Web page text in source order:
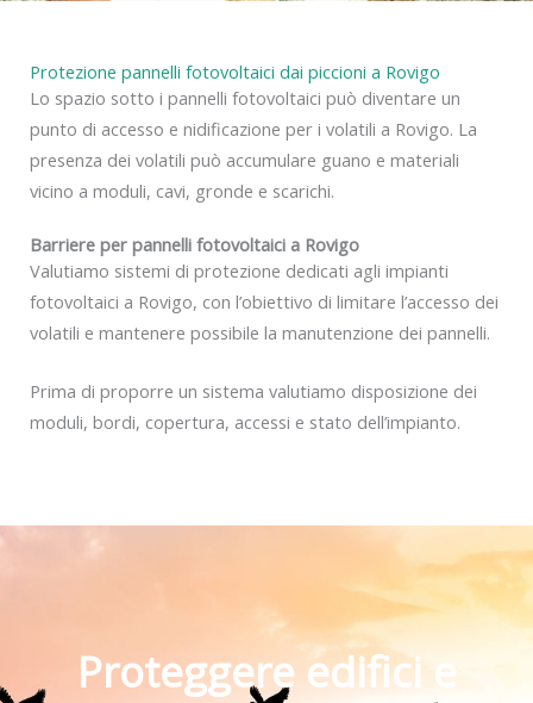
Protezione pannelli fotovoltaici dai piccioni a Rovigo
Lo spazio sotto i pannelli fotovoltaici può diventare un
punto di accesso e nidificazione per i volatili a Rovigo. La
presenza dei volatili può accumulare guano e materiali
vicino a moduli, cavi, gronde e scarichi.
Barriere per pannelli fotovoltaici a Rovigo
Valutiamo sistemi di protezione dedicati agli impianti
fotovoltaici a Rovigo, con l’obiettivo di limitare l’accesso dei
volatili e mantenere possibile la manutenzione dei pannelli.
Prima di proporre un sistema valutiamo disposizione dei
moduli, bordi, copertura, accessi e stato dell’impianto.
Proteggere edifici e